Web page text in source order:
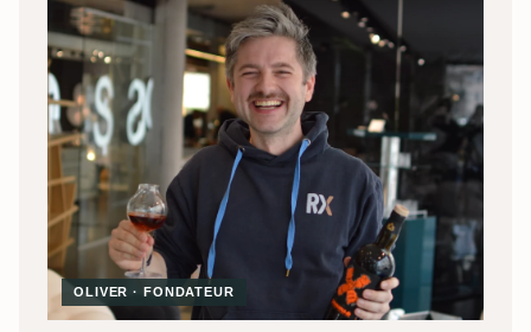
OLIVER · FONDATEUR